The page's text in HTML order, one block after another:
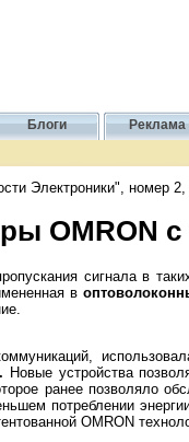
Блоги Реклама
Электроники", номер 2,
OMRON с
сигнала в
в
Новые устройства
ранее позволяло
потреблении
OMRON